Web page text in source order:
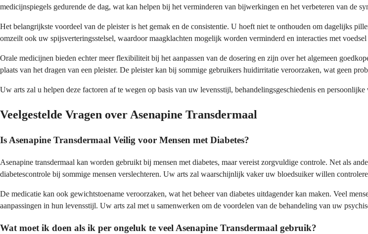
medicijnspiegels gedurende de dag, wat kan helpen bij het verminderen van bijwerkingen en het verbeteren van de
Het belangrijkste voordeel van de pleister is het gemak en de consistentie. U hoeft niet te onthouden om dagelijks
omzeilt ook uw spijsverteringsstelsel, waardoor maagklachten mogelijk worden verminderd en interacties met
Orale medicijnen bieden echter meer flexibiliteit bij het aanpassen van de dosering en zijn over het algemeen
plaats van het dragen van een pleister. De pleister kan bij sommige gebruikers huidirritatie veroorzaken, wat geen
Uw arts zal u helpen deze factoren af te wegen op basis van uw levensstijl, behandelingsgeschiedenis en
Veelgestelde Vragen over Asenapine Transdermaal
Is Asenapine Transdermaal Veilig voor Mensen met Diabetes?
Asenapine transdermaal kan worden gebruikt bij mensen met diabetes, maar vereist zorgvuldige controle. Net als
diabetescontrole bij sommige mensen verslechteren. Uw arts zal waarschijnlijk vaker uw bloedsuiker willen
De medicatie kan ook gewichtstoename veroorzaken, wat het beheer van diabetes uitdagender kan maken. Veel
aanpassingen in hun levensstijl. Uw arts zal met u samenwerken om de voordelen van de behandeling van uw
Wat moet ik doen als ik per ongeluk te veel Asenapine Transdermaal gebruik?